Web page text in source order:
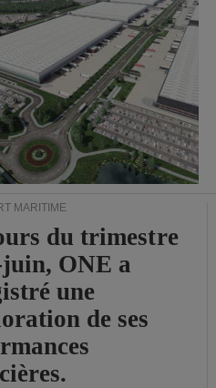
MARITIME
du trimestre
ONE a
une
de ses